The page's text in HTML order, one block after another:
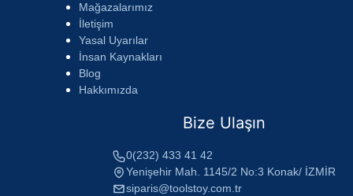
Mağazalarımız
İletişim
Yasal Uyarılar
İnsan Kaynakları
Blog
Hakkımızda
Bize Ulaşın
0(232) 433 41 42
Yenişehir Mah. 1145/2 No:3 Konak/ İZMİR
siparis@toolstoy.com.tr